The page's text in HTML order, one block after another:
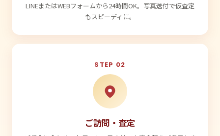
LINEまたはWEBフォームから24時間OK。写真送付で仮査定
もスピーディに。
STEP 02
ご訪問・査定